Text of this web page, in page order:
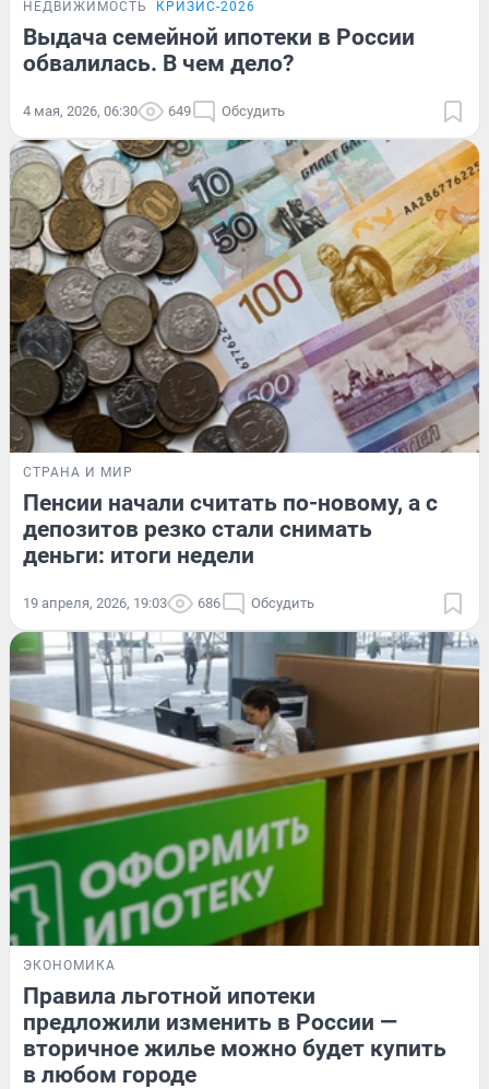
НЕДВИЖИМОСТЬ КРИЗИС-2026
Выдача семейной ипотеки в России
обвалилась. В чем дело?
4 мая, 2026, 06:30 649 Обсудить
СТРАНА И МИР
Пенсии начали считать по-новому, а с
депозитов резко стали снимать
деньги: итоги недели
19 апреля, 2026, 19:03 686 Обсудить
ЭКОНОМИКА
Правила льготной ипотеки
предложили изменить в России —
вторичное жилье можно будет купить
в любом городе